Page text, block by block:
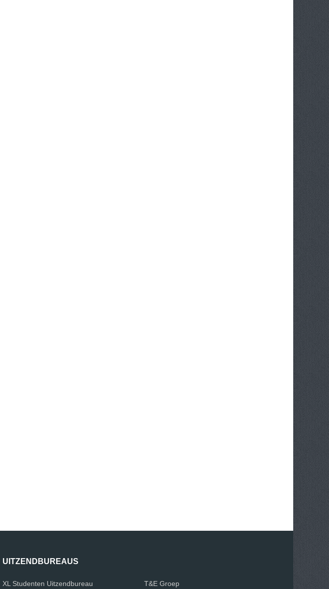
UITZENDBUREAUS
XL Studenten Uitzendbureau T&E Groep